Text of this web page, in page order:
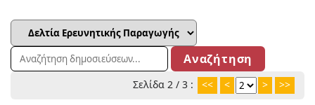
Σελίδα 2 / 3 : << < > >>